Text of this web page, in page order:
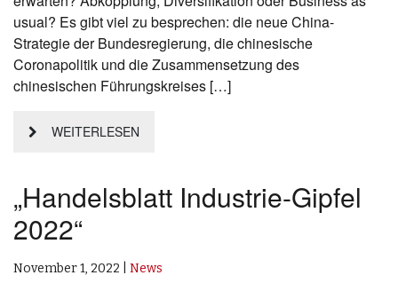
usual? Es gibt viel zu besprechen: die neue China-
Strategie der Bundesregierung, die chinesische
Coronapolitik und die Zusammensetzung des
chinesischen Führungskreises […]
WEITERLESEN
„Handelsblatt Industrie-Gipfel
2022“
November 1, 2022 News